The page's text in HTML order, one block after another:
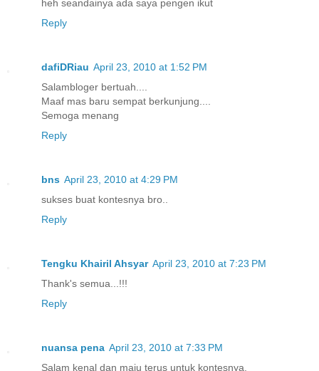
heh seandainya ada saya pengen ikut
Reply
dafiDRiau April 23, 2010 at 1:52 PM
Salambloger bertuah....
Maaf mas baru sempat berkunjung....
Semoga menang
Reply
bns April 23, 2010 at 4:29 PM
sukses buat kontesnya bro..
Reply
Tengku Khairil Ahsyar April 23, 2010 at 7:23 PM
Thank's semua...!!!
Reply
nuansa pena April 23, 2010 at 7:33 PM
Salam kenal dan maju terus untuk kontesnya.